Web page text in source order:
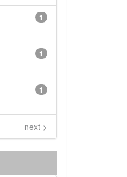
1
1
1
next >